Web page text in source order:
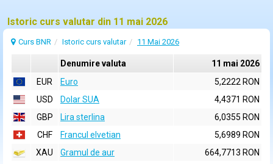
Istoric curs valutar din 11 mai 2026
Curs BNR Istoric curs valutar 11 Mai 2026
Denumire valuta
11 mai 2026
EUR
Euro
5,2222 RON
USD
Dolar SUA
4,4371 RON
GBP
Lira sterlina
6,0355 RON
CHF
Francul elvetian
5,6989 RON
XAU
Gramul de aur
664,7713 RON